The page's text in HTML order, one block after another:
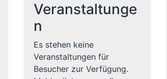
Veranstaltunge
n
Es stehen keine
Veranstaltungen für
Besucher zur Verfügung.